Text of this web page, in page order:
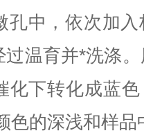
孔中，依次加
温育并*洗涤
化下转化成蓝
色的深浅和样